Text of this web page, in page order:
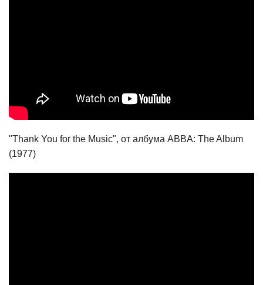
"Thank You for the Music", от албума ABBA: The Album
(1977)